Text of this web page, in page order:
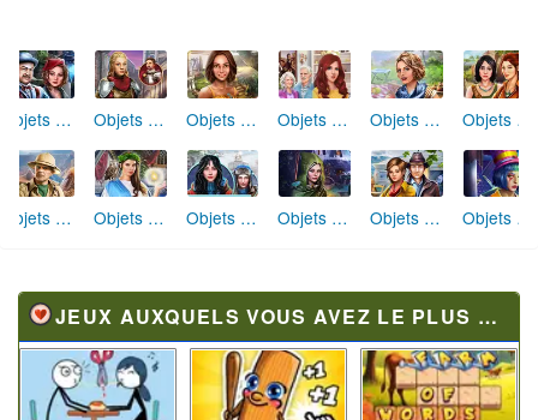
Objets Cachés Restes cachés Objets Cachés La Chapelle des Templiers Objets Cachés Réunion d'Amis Objets Cachés Rénovation de Maison Objets Cachés Excursion en Famille Objets Cachés Civilisation Secrète
Objets Cachés Plus qu'une Légende Objets Cachés Malédiction Royale Objets Cachés Station de Ski Miracle Objets Cachés Aube Éternelle Objets Cachés Ruée vers l'Or Objets Cachés Le Cirque de la Peur
JEUX AUXQUELS VOUS AVEZ LE PLUS JOUÉ